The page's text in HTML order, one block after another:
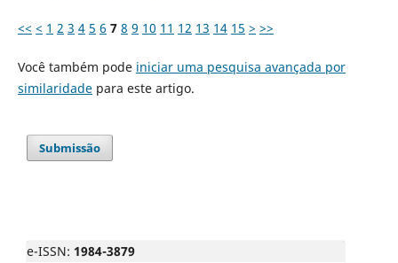
<< < 1 2 3 4 5 6 7 8 9 10 11 12 13 14 15 > >>
Você também pode iniciar uma pesquisa avançada por
similaridadepara este artigo.
Submissão
e-ISSN: 1984-3879